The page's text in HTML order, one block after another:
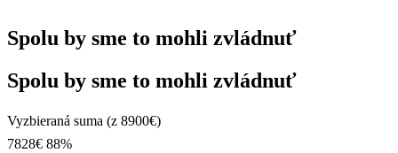
Spolu by sme to mohli zvládnuť
Spolu by sme to mohli zvládnuť
Vyzbieraná suma (z 8900€)
7828€ 88%